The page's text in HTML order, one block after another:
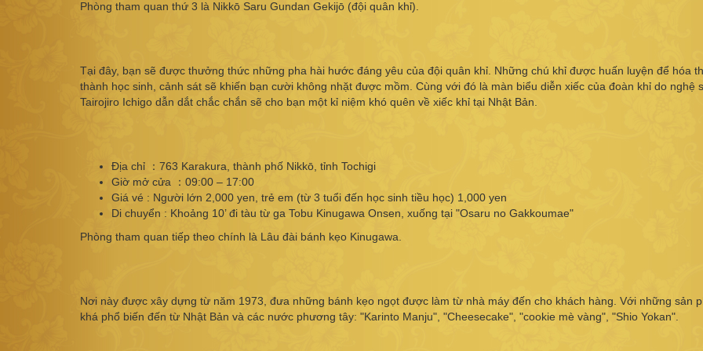
Phòng tham quan thứ 3 là Nikkō Saru Gundan Gekijō (đội quân khỉ).
Tại đây, bạn sẽ được thưởng thức những pha hài hước đáng yêu của đội quân khỉ. Những chú khỉ được huấn luyện để hóa
thành học sinh, cảnh sát sẽ khiến bạn cười không nhặt được mồm. Cùng với đó là màn biểu diễn xiếc của đoàn khỉ do nghệ
Tairojiro Ichigo dẫn dắt chắc chắn sẽ cho bạn một kỉ niệm khó quên về xiếc khỉ tại Nhật Bản.
Địa chỉ ：763 Karakura, thành phố Nikkō, tỉnh Tochigi
Giờ mở cửa ：09:00 – 17:00
Giá vé : Người lớn 2,000 yen, trẻ em (từ 3 tuổi đến học sinh tiều học) 1,000 yen
Di chuyển : Khoảng 10’ đi tàu từ ga Tobu Kinugawa Onsen, xuống tại "Osaru no Gakkoumae"
Phòng tham quan tiếp theo chính là Lâu đài bánh kẹo Kinugawa.
Nơi này được xây dựng từ năm 1973, đưa những bánh kẹo ngọt được làm từ nhà máy đến cho khách hàng. Với những sản
khá phổ biến đến từ Nhật Bản và các nước phương tây: "Karinto Manju", "Cheesecake", "cookie mè vàng", "Shio Yokan".